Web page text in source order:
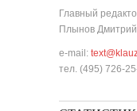
Главный
Плынов
e-mail:
тел. (495) 726-